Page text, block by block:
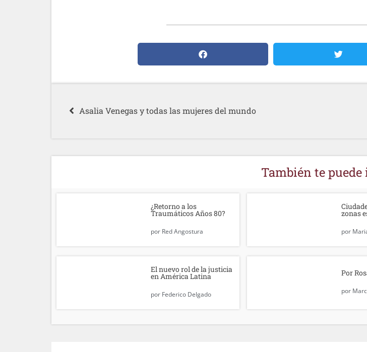
Asalia Venegas y todas las mujeres del mundo
También te
¿Retorno a los
Traumáticos Años 80?
porRed Angostura
zonas
por
El nuevo rol de la justicia
en América Latina
porFederico Delgado
Por
por